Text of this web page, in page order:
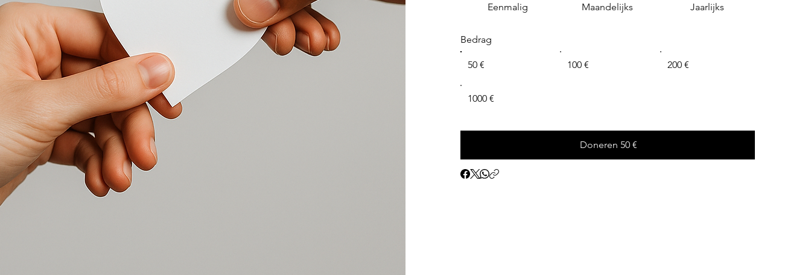
Eenmalig Maandelijks Jaarlijks
Bedrag
50 € 100 € 200 €
1000 €
Doneren 50 €